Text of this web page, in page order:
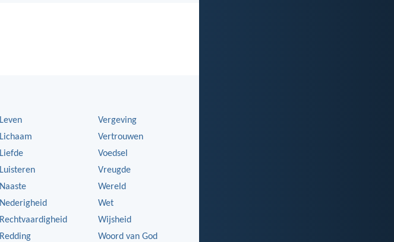
Leven
Lichaam
Liefde
Luisteren
Naaste
Nederigheid
Rechtvaardigheid
Redding
Vergeving
Vertrouwen
Voedsel
Vreugde
Wereld
Wet
Wijsheid
Woord van God